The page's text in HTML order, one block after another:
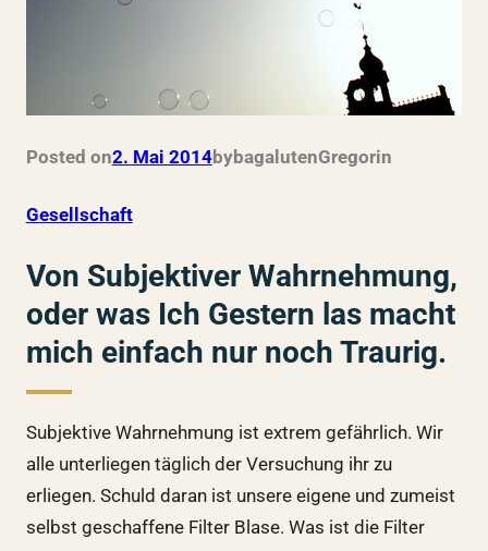
Posted on2. Mai 2014bybagalutenGregorin
Gesellschaft
Von Subjektiver Wahrnehmung,
oder was Ich Gestern las macht
mich einfach nur noch Traurig.
Subjektive Wahrnehmung ist extrem gefährlich. Wir
alle unterliegen täglich der Versuchung ihr zu
erliegen. Schuld daran ist unsere eigene und zumeist
selbst geschaffene Filter Blase. Was ist die Filter